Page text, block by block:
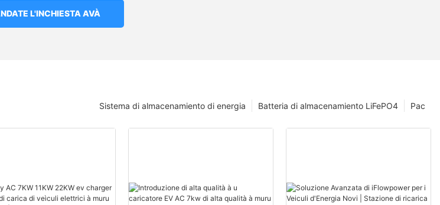
L'INCHIESTA AVÀ
Pac
Batteria di almacenamiento LiFePO4
Sistema di almacenamiento di energia